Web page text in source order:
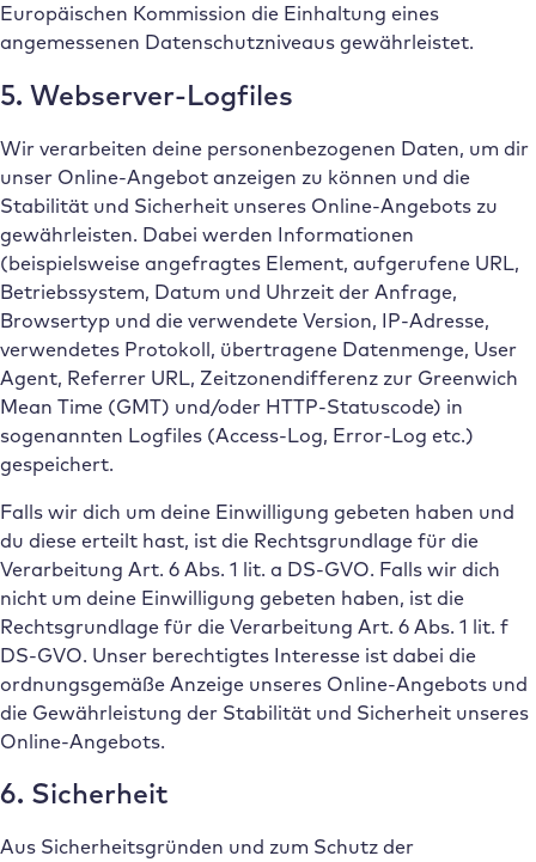
Europäischen Kommission die Einhaltung eines
angemessenen Datenschutzniveaus gewährleistet.
5. Webserver-Logfiles
Wir verarbeiten deine personenbezogenen Daten, um dir
unser Online-Angebot anzeigen zu können und die
Stabilität und Sicherheit unseres Online-Angebots zu
gewährleisten. Dabei werden Informationen
(beispielsweise angefragtes Element, aufgerufene URL,
Betriebssystem, Datum und Uhrzeit der Anfrage,
Browsertyp und die verwendete Version, IP-Adresse,
verwendetes Protokoll, übertragene Datenmenge, User
Agent, Referrer URL, Zeitzonendifferenz zur Greenwich
Mean Time (GMT) und/oder HTTP-Statuscode) in
sogenannten Logfiles (Access-Log, Error-Log etc.)
gespeichert.
Falls wir dich um deine Einwilligung gebeten haben und
du diese erteilt hast, ist die Rechtsgrundlage für die
Verarbeitung Art. 6 Abs. 1 lit. a DS-GVO. Falls wir dich
nicht um deine Einwilligung gebeten haben, ist die
Rechtsgrundlage für die Verarbeitung Art. 6 Abs. 1 lit. f
DS-GVO. Unser berechtigtes Interesse ist dabei die
ordnungsgemäße Anzeige unseres Online-Angebots und
die Gewährleistung der Stabilität und Sicherheit unseres
Online-Angebots.
6. Sicherheit
Aus Sicherheitsgründen und zum Schutz der